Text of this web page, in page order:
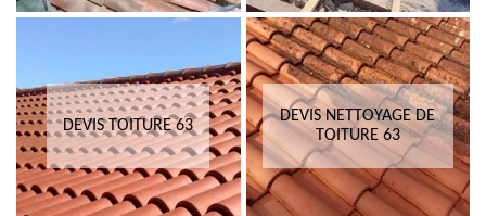
DEVIS TOITURE 63
DEVIS NETTOYAGE DE
TOITURE 63